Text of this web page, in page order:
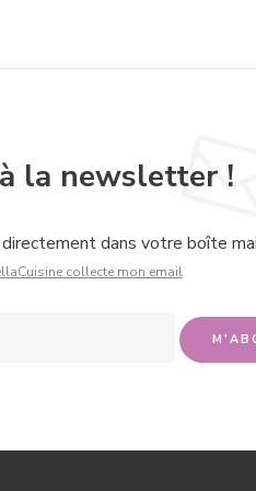
la newsletter !
dans votre boîte
collecte mon email